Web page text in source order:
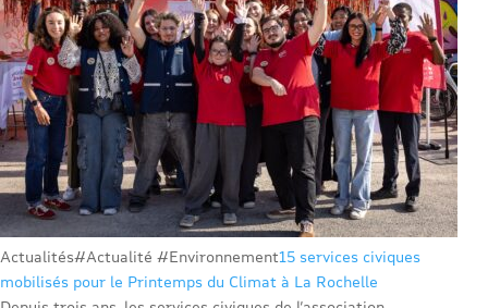
Actualités#Actualité #Environnement15 services civiques
mobilisés pour le Printemps du Climat à La Rochelle